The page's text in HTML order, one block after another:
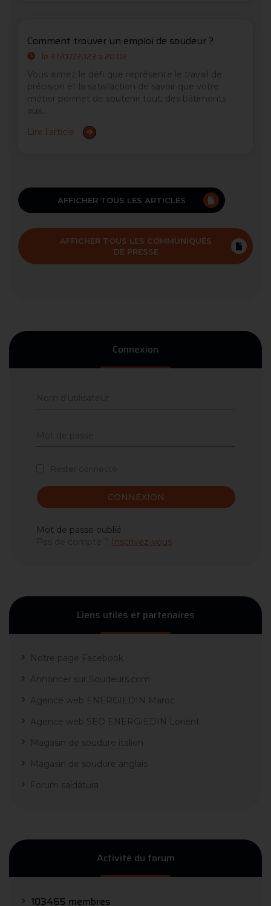
Comment trouver un emploi de soudeur ?
le 27/07/2023 à 20:02
Vous aimez le défi que représente le travail de
précision et la satisfaction de savoir que votre
métier permet de soutenir tout, des bâtiments
aux...
Lire l'article
AFFICHER TOUS LES ARTICLES
AFFICHER TOUS LES COMMUNIQUÉS
DE PRESSE
Connexion
CONNEXION
Mot de passe oublié
Inscrivez-vous
Liens utiles et partenaires
Notre page Facebook
Annoncer sur Soudeurs.com
Agence web ENERGIEDIN Maroc
Agence web SEO ENERGIEDIN Lorient
Magasin de soudure italien
Magasin de soudure anglais
Forum saldatura
Activité du forum
103465 membres